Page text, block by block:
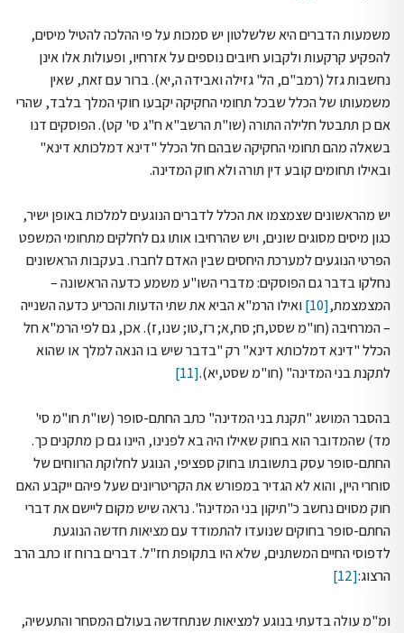
משמעות הדברים היא שלשלטון יש סמכות על פי ההלכה להטיל מיסים,
להפקיע קרקעות ולקבוע חיובים נוספים על אזרחיו, ופעולות אלו אינן
נחשבות גזל (רמב"ם, הל' גזילה ואבידה ה,יא). ברור עם זאת, שאין
משמעותו של הכלל שבכל תחומי החקיקה יקבעו חוקי המלך בלבד, שהרי
אם כן תתבטל חלילה התורה (שו"ת הרשב"א ח"ג סי' קט). הפוסקים דנו
בשאלה מהם תחומי החקיקה שבהם חל הכלל "דינא דמלכותא דינא"
ובאילו תחומים קובע דין תורה ולא חוק המדינה.
יש מהראשונים שצמצמו את הכלל לדברים הנוגעים למלכות באופן ישיר,
כגון מיסים מסוגים שונים, ויש שהרחיבו אותו גם לחלקים מתחומי המשפט
הפרטי הנוגעים למערכת היחסים שבין האדם לחברו. בעקבות הראשונים
נחלקו בדבר גם הפוסקים: מדברי השו"ע משמע כדעה הראשונה –
המצמצמת,[10]
ואילו הרמ"א הביא את שתי הדעות והכריע כדעה השנייה
– המרחיבה (חו"מ שסט,ח; סח,א; רז,טו; שנו,ז). אכן, גם לפי הרמ"א חל
הכלל "דינא דמלכותא דינא" רק "בדבר שיש בו הנאה למלך או שהוא
לתקנת בני המדינה" (חו"מ שסט,יא).[11]
בהסבר המושג "תקנת בני המדינה" כתב החתם-סופר (שו"ת חו"מ סי'
מד) שהמדובר הוא בחוק שאילו היה בא לפנינו, היינו גם כן מתקנים כך.
החתם-סופר עסק בתשובתו בחוק ספציפי, הנוגע לחלוקת הרווחים של
סוחרי היין, והוא לא הגדיר במפורש את הקריטריונים שעל פיהם ייקבע האם
חוק מסוים נחשב כ"תיקון בני המדינה". נראה שיש מקום ליישם את דברי
החתם-סופר בחוקים שנועדו להתמודד עם מציאות חדשה הנוגעת
לדפוסי החיים המשתנים, שלא היו בתקופת חז"ל. דברים ברוח זו כתב הרב
הרצוג:[12]
ומ"מ עולה בדעתי בנוגע למציאות שנתחדשה בעולם המסחר והתעשיה,